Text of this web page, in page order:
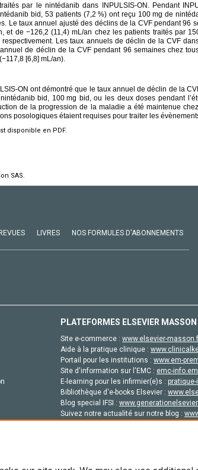
par le nintédanib dans INPULSIS-ON. Pendant
bid, 53 patients (7,2 %) ont reçu 100 mg de
Le taux annuel ajusté des déclins de la CVF pendant 96
et de −126,2 (11,4) mL/an chez les patients traités par
Les taux annuels de déclin de la CVF
de déclin de la CVF pendant 96 semaines chez
[6,8] mL/an).
ON ont démontré que le taux annuel de déclin de la
bid, 100 mg bid, ou les deux doses pendant
de la progression de la maladie a été maintenue
posologiques étaient requises pour traiter les
disponible en PDF.
SAS.
LIVRES NOS FORMULES D'ABONNEMENTS
PLATEFORMES ELSEVIER MASSON
Site e-commerce : www.elsevier-
Aide à la pratique clinique :
Portail pour les institutions : www.em-
Site d'information sur l'EMC : emc-
E-learning pour les infirmier(e)s :
Bibliothèque d'e-books Elsevier :
Blog special IFSI :
Suivez notre actualité sur notre blog :